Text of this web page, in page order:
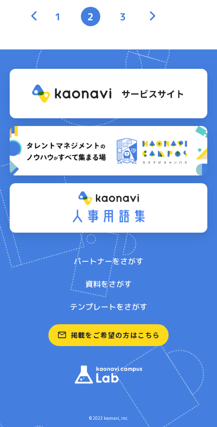
< 1 2 3 >
パートナーをさがす
資料をさがす
テンプレートをさがす
掲載をご希望の方はこちら
© 2023 kaonavi, inc.